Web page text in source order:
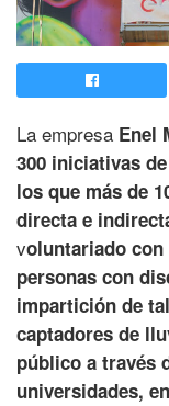
La empresa Enel
300 iniciativas
los que más de
directa e
voluntariado
personas con
impartición de
captadores de
público a través
universidades,